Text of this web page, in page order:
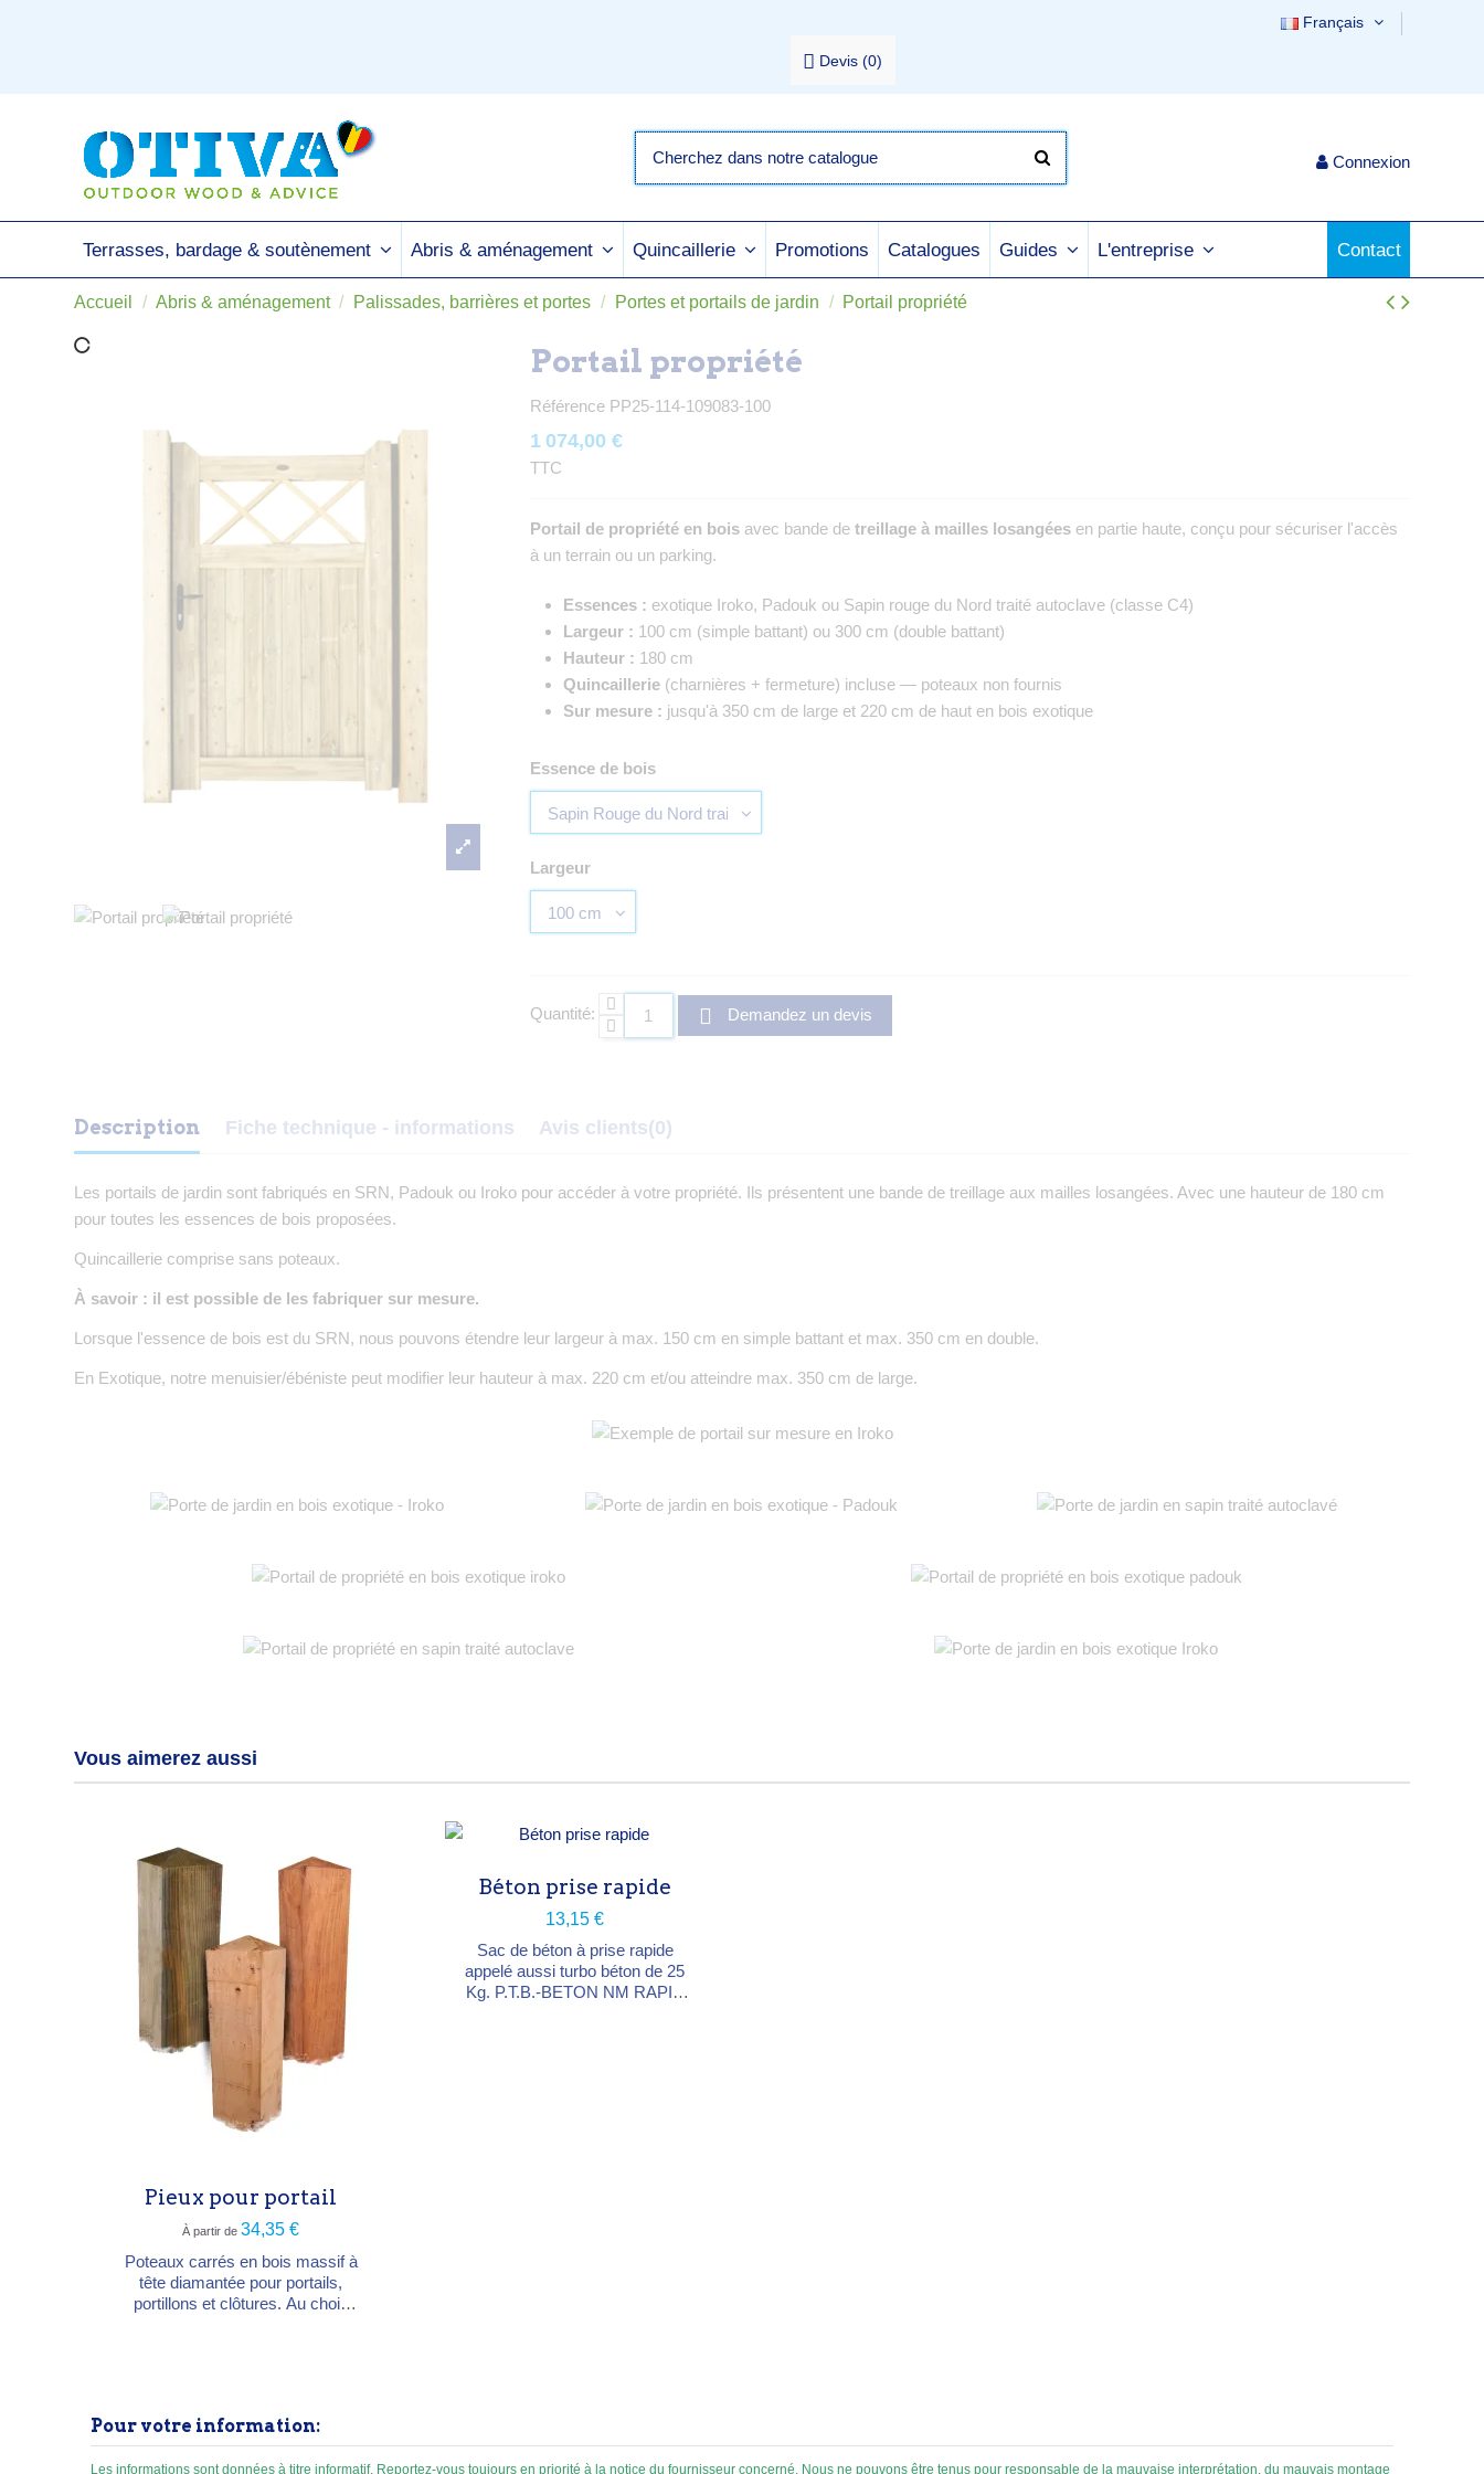
Français
Devis (0)
Connexion
Terrasses, bardage & soutènement Abris & aménagement Quincaillerie Promotions Catalogues Guides L'entreprise Contact
Accueil Abris & aménagement Palissades, barrières et portes Portes et portails de jardin Portail propriété
Portail propriété
Référence PP25-114-109083-100
1 074,00 €
TTC
Portail de propriété en bois avec bande detreillage à mailles losangées en partie haute, conçu pour sécuriser l'accès
à un terrain ou un parking.
Essences : exotique Iroko, Padouk ou Sapin rouge du Nord traité autoclave (classe C4)
Largeur : 100 cm (simple battant) ou 300 cm (double battant)
Hauteur : 180 cm
Quincaillerie (charnières + fermeture) incluse — poteaux non fournis
Sur mesure : jusqu'à 350 cm de large et 220 cm de haut en bois exotique
Essence de bois
Largeur
Quantité: Demandez un devis
Description Fiche technique - informations Avis clients(0)
Les portails de jardin sont fabriqués en SRN, Padouk ou Iroko pour accéder à votre propriété. Ils présentent une bande de treillage aux mailles losangées. Avec une hauteur de 180 cm
pour toutes les essences de bois proposées.
Quincaillerie comprise sans poteaux.
À savoir : il est possible de les fabriquer sur mesure.
Lorsque l'essence de bois est du SRN, nous pouvons étendre leur largeur à max. 150 cm en simple battant et max. 350 cm en double.
En Exotique, notre menuisier/ébéniste peut modifier leur hauteur à max. 220 cm et/ou atteindre max. 350 cm de large.
Vous aimerez aussi
Pieux pour portail
À partir de34,35 €
Poteaux carrés en bois massif à
tête diamantée pour portails,
portillons et clôtures. Au choix
Béton prise rapide
13,15 €
Sac de béton à prise rapide
appelé aussi turbo béton de 25
Kg. P.T.B.-BETON NM RAPID
Pour votre information:
Les informations sont données à titre informatif. Reportez-vous toujours en priorité à la notice du fournisseur concerné. Nous ne pouvons être tenus pour responsable de la mauvaise interprétation, du mauvais montage